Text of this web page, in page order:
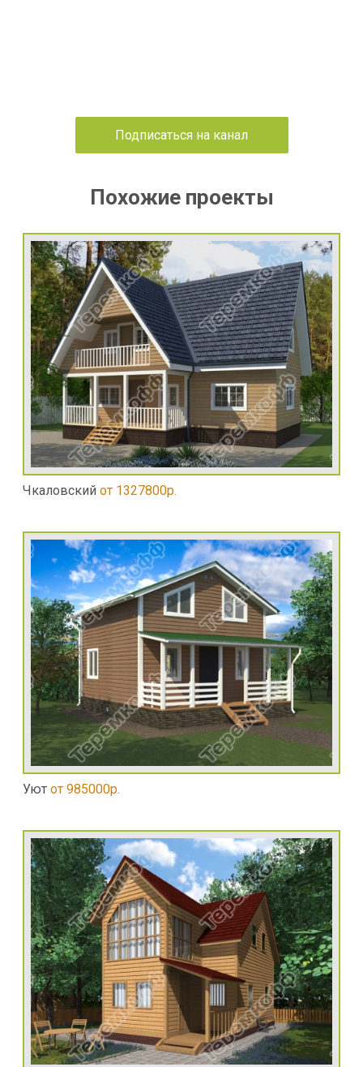
Подписаться на канал
Похожие проекты
Чкаловский от 1327800р.
Уют от 985000р.